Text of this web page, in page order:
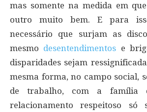
mas somente na medida em
outro muito bem. E para
necessário que surjam as
mesmo desentendimentos e
disparidades sejam
mesma forma, no campo social,
de trabalho, com a família
relacionamento respeitoso só